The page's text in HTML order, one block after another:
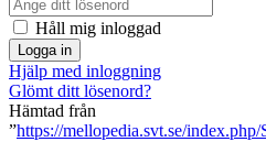
Håll mig inloggad
Logga in
Hjälp med inloggning
Glömt ditt lösenord?
Hämtad från
”https://mellopedia.svt.se/